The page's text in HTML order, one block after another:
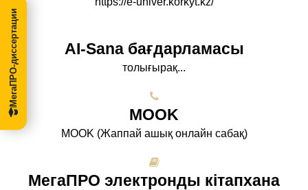
AI-Sana бағдарламасы
толығырақ...
МООK
МООK (Жаппай ашық онлайн сабақ)
МегаПРО электронды кітапхана
МегаПРО-диссертации